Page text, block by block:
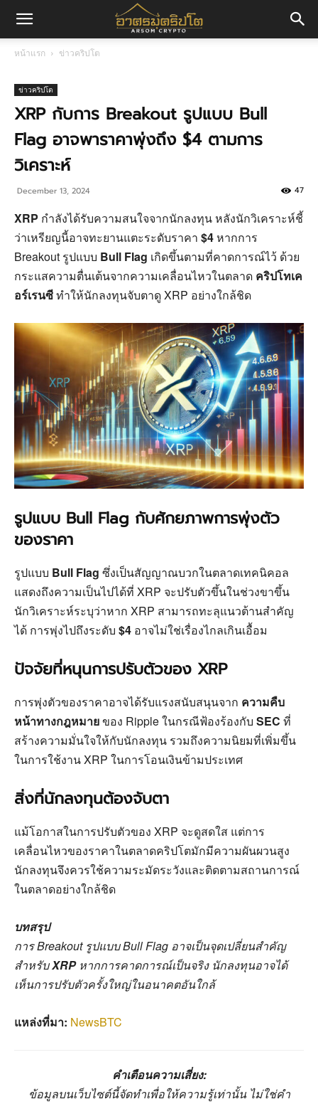
มค
ปโต
หน้าแรก ข่าวคริปโต
ข่าวคริปโต
XRP กับการ Breakout รูปแบบ Bull
Flag อาจพาราคาพุ่งถึง $4 ตามการ
วิเคราะห์
December 13, 2024 47
XRP กำลังได้รับความสนใจจากนักลงทุน หลังนักวิเคราะห์ชี้
ว่าเหรียญนี้อาจทะยานแตะระดับราคา $4หากการ
Breakout รูปแบบ Bull Flag เกิดขึ้นตามที่คาดการณ์ไว้ ด้วย
กระแสความตื่นเต้นจากความเคลื่อนไหวในตลาด คริปโทเค
อร์เรนซีทำให้นักลงทุนจับตาดู XRP อย่างใกล้ชิด
รูปแบบ Bull Flag กับศักยภาพการพุ่งตัว
ของราคา
รูปแบบ Bull Flag ซึ่งเป็นสัญญาณบวกในตลาดเทคนิคอล
แสดงถึงความเป็นไปได้ที่ XRP จะปรับตัวขึ้นในช่วงขาขึ้น
นักวิเคราะห์ระบุว่าหาก XRP สามารถทะลุแนวต้านสำคัญ
ได้ การพุ่งไปถึงระดับ $4 อาจไม่ใช่เรื่องไกลเกินเอื้อม
ปัจจัยที่หนุนการปรับตัวของ XRP
การพุ่งตัวของราคาอาจได้รับแรงสนับสนุนจาก ความคืบ
หน้าทางกฎหมายของ Ripple ในกรณีฟ้องร้องกับ SEC ที่
สร้างความมั่นใจให้กับนักลงทุน รวมถึงความนิยมที่เพิ่มขึ้น
ในการใช้งาน XRP ในการโอนเงินข้ามประเทศ
สิ่งที่นักลงทุนต้องจับตา
แม้โอกาสในการปรับตัวของ XRP จะดูสดใส แต่การ
เคลื่อนไหวของราคาในตลาดคริปโตมักมีความผันผวนสูง
นักลงทุนจึงควรใช้ความระมัดระวังและติดตามสถานการณ์
ในตลาดอย่างใกล้ชิด
บทสรุป
การ Breakout รูปแบบ Bull Flag อาจเป็นจุดเปลี่ยนสำคัญ
สำหรับXRPหากการคาดการณ์เป็นจริง นักลงทุนอาจได้
เห็นการปรับตัวครั้งใหญ่ในอนาคตอันใกล้
แหล่งที่มา: NewsBTC
คำเตือนความเสี่ยง:
ข้อมูลบนเว็บไซต์นี้จัดทำเพื่อให้ความรู้เท่านั้น ไม่ใช่คำ